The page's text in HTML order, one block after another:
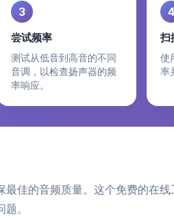
3
尝试频率
测试从低音到高音的不同
音调，以检查扬声器的频
率响应。
4
扫
使
率
佳的音频质量。这个免费的在
。